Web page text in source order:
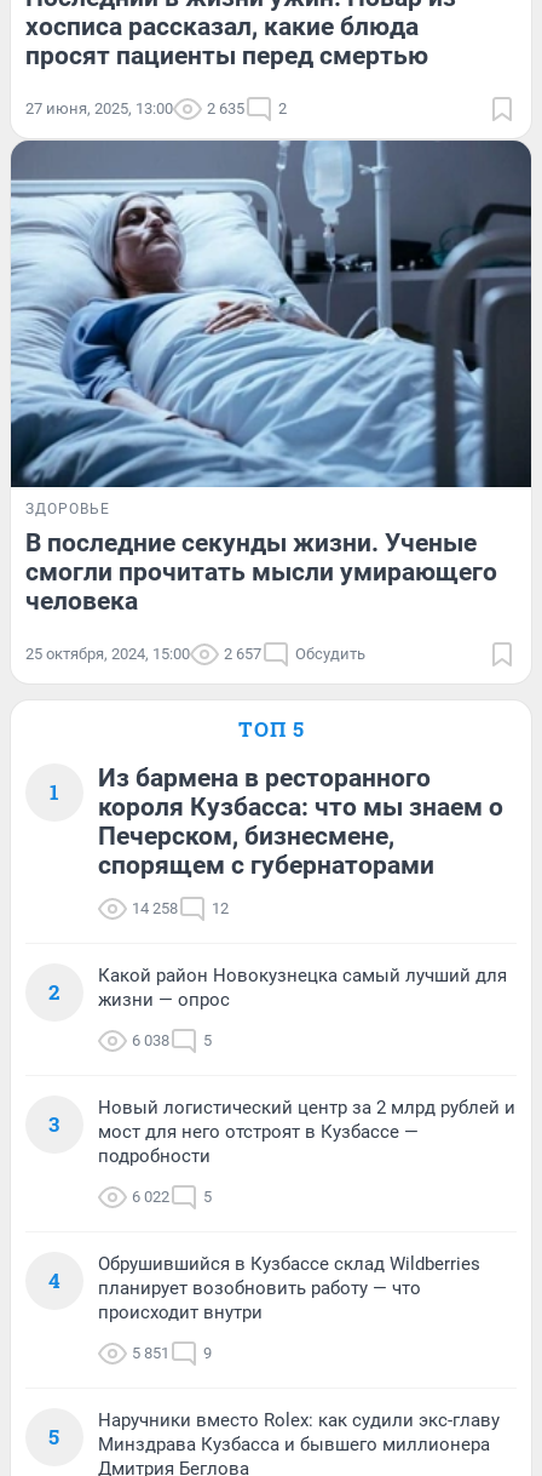
хосписа рассказал, какие блюда
просят пациенты перед смертью
27 июня, 2025, 13:00 2 635 2
ЗДОРОВЬЕ
В последние секунды жизни. Ученые
смогли прочитать мысли умирающего
человека
25 октября, 2024, 15:00 2 657 Обсудить
ТОП 5
1
Из бармена в ресторанного
короля Кузбасса: что мы знаем о
Печерском, бизнесмене,
спорящем с губернаторами
14 258 12
2
Какой район Новокузнецка самый лучший для
жизни — опрос
6 038 5
3
Новый логистический центр за 2 млрд рублей и
мост для него отстроят в Кузбассе —
подробности
6 022 5
4
Обрушившийся в Кузбассе склад Wildberries
планирует возобновить работу — что
происходит внутри
5 851 9
5
Наручники вместо Rolex: как судили экс-главу
Минздрава Кузбасса и бывшего миллионера
Дмитрия Беглова